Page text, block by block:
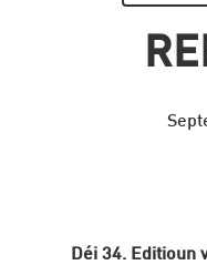
Déi 34. Editioun